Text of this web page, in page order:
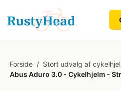
Forside / Stort udvalg af
Abus Aduro 3.0 - Cykelhjelm -